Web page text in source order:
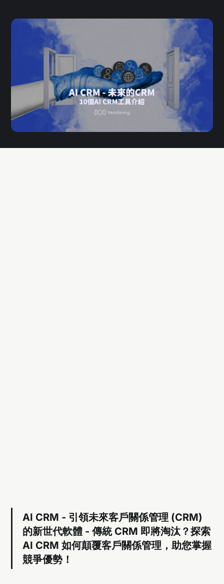
AI CRM - 引領未來客戶關係管理 (CRM)
的新世代軟體 - 傳統 CRM 即將淘汰？探索
AI CRM 如何顛覆客戶關係管理，助您掌握
競爭優勢！